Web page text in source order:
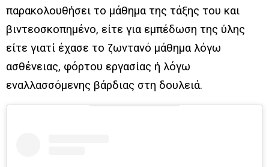
παρακολουθήσει το μάθημα της τάξης του και
βιντεοσκοπημένο, είτε για εμπέδωση της ύλης
είτε γιατί έχασε το ζωντανό μάθημα λόγω
ασθένειας, φόρτου εργασίας ή λόγω
εναλλασσόμενης βάρδιας στη δουλειά.